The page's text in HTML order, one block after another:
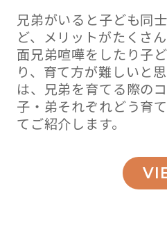
兄弟がいると子ども同
ど、メリットがたくさ
面兄弟喧嘩をしたり子
り、育て方が難しいと
は、兄弟を育てる際の
子・弟それぞれどう育
てご紹介します。